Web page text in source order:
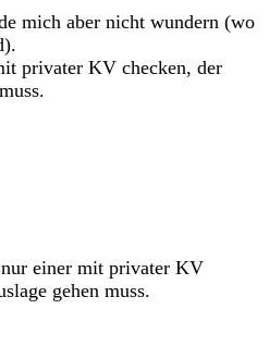
mich aber nicht wundern (wo
privater KV checken, der
einer mit privater KV
gehen muss.